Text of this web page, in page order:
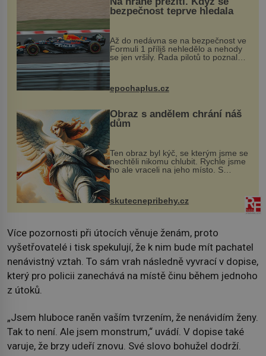
bezpečnost teprve hledala
Až do nedávna se na bezpečnost ve
Formuli 1 příliš nehledělo a nehody
se jen vršily. Řada pilotů to poznala
na vlastní kůži, často s trvalými
následky nebo bohužel i ztrátou
života. Dnes nepochopiteln...
epochaplus.cz
Obraz s andělem chrání náš
dům
Ten obraz byl kýč, se kterým jsme se
nechtěli nikomu chlubit. Rychle jsme
ho ale vraceli na jeho místo. S
manželem Vaškem jsme si pořídili
chaloupku, takový domek na severu
Čech, kde jsme si naplánova...
skutecnepribehy.cz
Více pozornosti při útocích věnuje ženám, proto
vyšetřovatelé i tisk spekulují, že k nim bude mít pachatel
nenávistný vztah. To sám vrah následně vyvrací v dopise,
který pro policii zanechává na místě činu během jednoho
z útoků.
„Jsem hluboce raněn vaším tvrzením, že nenávidím ženy.
Tak to není. Ale jsem monstrum,“ uvádí. V dopise také
varuje, že brzy udeří znovu. Své slovo bohužel dodrží.